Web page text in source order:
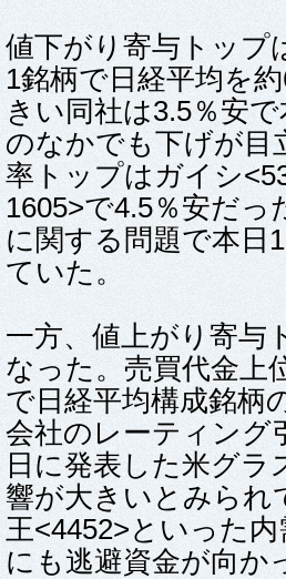
値下がり寄与トップ
1銘柄で日経平均を
きい同社は3.5％安
のなかでも下げが目
率トップはガイシ
1605>で4.5％安だ
に関する問題で本日
ていた。
一方、値上がり寄与
なった。売買代金上
で日経平均構成銘柄
会社のレーティング
日に発表した米グ
響が大きいとみられ
王<4452>といった
にも逃避資金が向か